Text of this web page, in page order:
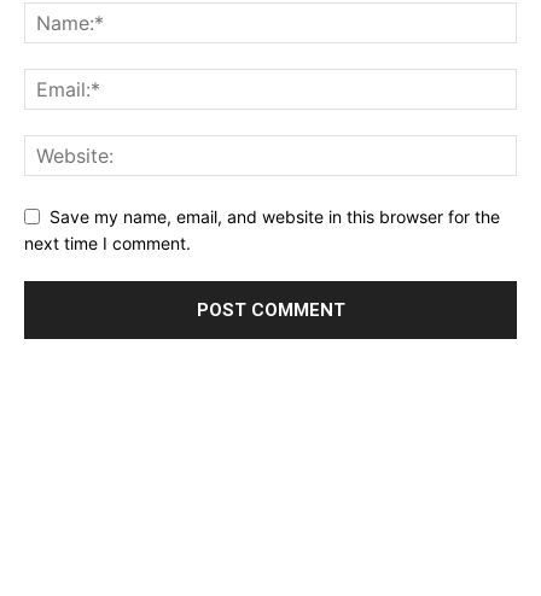
Save my name, email, and website in this browser for the
next time I comment.